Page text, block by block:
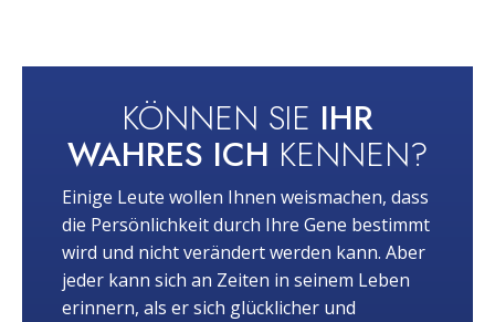
KÖNNEN SIE IHR
WAHRES ICH KENNEN?
Einige Leute wollen Ihnen weismachen, dass
die Persönlichkeit durch Ihre Gene bestimmt
wird und nicht verändert werden kann. Aber
jeder kann sich an Zeiten in seinem Leben
erinnern, als er sich glücklicher und